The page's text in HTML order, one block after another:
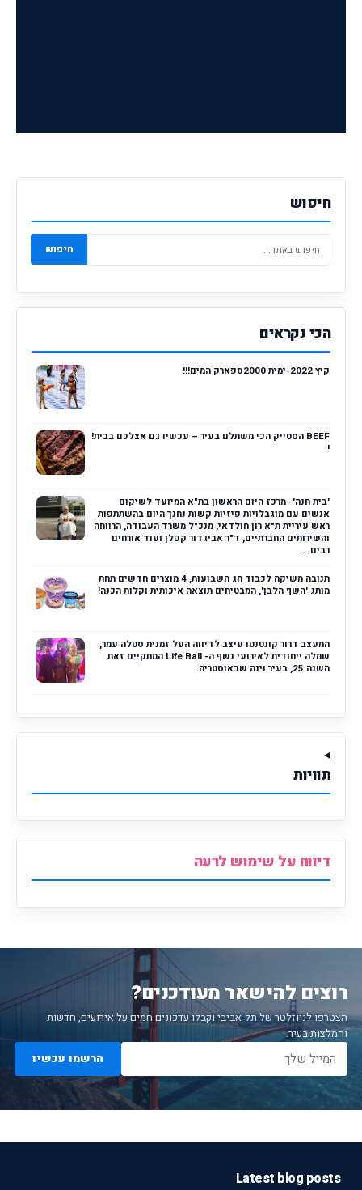
חיפוש
חיפוש
הכי נקראים
קיץ 2022-ימית 2000ספארק המים!!!
BEEF הסטייק הכי משתלם בעיר – עכשיו גם אצלכם בבית!
!
'בית חנה'- מרכז היום הראשון בת"א המיועד לשיקום
אנשים עם מוגבלויות פיזיות קשות נחנך היום בהשתתפות
ראש עיריית ת"א רון חולדאי, מנכ"ל משרד העבודה, הרווחה
והשירותים החברתיים, ד"ר אביגדור קפלן ועוד אורחים
רבים....
תנובה משיקה לכבוד חג השבועות, 4 מוצרים חדשים תחת
מותג 'השף הלבן', המבטיחים תוצאה איכותית וקלות הכנה!
המעצב דרור קונטנטו עיצב לדיווה העל זמנית סטלה עמר,
שמלה ייחודית לאירועי נשף ה- Life Ball המתקיים זאת
השנה 25, בעיר וינה שבאוסטריה.
תוויות
דיווח על שימוש לרעה
רוצים להישאר מעודכנים?
הצטרפו לניוזלטר של תל-אביבי וקבלו עדכונים חמים על אירועים, חדשות
והמלצות בעיר.
הרשמו עכשיו
Latest blog posts